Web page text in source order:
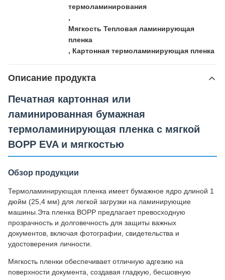
термоламинирования
,
Мягкость Тепловая ламинирующая
пленка
, Картонная термоламинирующая пленка
Описание продукта
Печатная картонная или
ламинированная бумажная
термоламинирующая пленка с мягкой
BOPP EVA и мягкостью
Обзор продукции
Термоламинирующая пленка имеет бумажное ядро длиной 1
дюйм (25,4 мм) для легкой загрузки на ламинирующие
машины.Эта пленка BOPP предлагает превосходную
прозрачность и долговечность для защиты важных
документов, включая фотографии, свидетельства и
удостоверения личности.
Мягкость пленки обеспечивает отличную адгезию на
поверхности документа, создавая гладкую, бесшовную